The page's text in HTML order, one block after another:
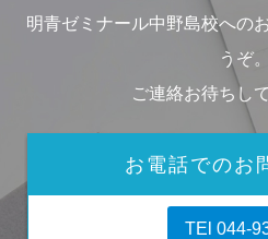
明青ゼミナール中野島校への
うぞ。
ご連絡お待ちし
お電話でのお
TEl 044-